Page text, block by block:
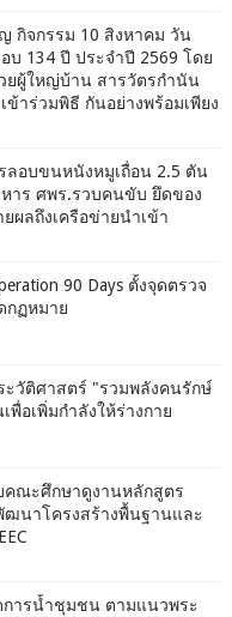
กิจกรรม 10 สิงหาคม วัน
134 ปี ประจำปี 2569 โดย
ผู้ใหญ่บ้าน สารวัตรกำนัน
าร่วมพิธี กันอย่างพร้อมเพียง
ลอบขนหนังหมูเถื่อน 2.5 ตัน
าร ศพร.รวบคนขับ ยึดของ
ผลถึงเครือข่ายนำเข้า
90 Days ตั้งจุดตรวจ
กฏหมาย
วัติศาสตร์ "รวมพลังคนรักษ์
อเพิ่มกำลังให้ร่างกาย
คณะศึกษาดูงานหลักสูตร
ฒนาโครงสร้างพื้นฐานและ
ารน้ำชุมชน ตามแนวพระ